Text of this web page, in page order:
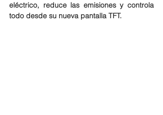
eléctrico, reduce las emisiones y controla
todo desde su nueva pantalla TFT.